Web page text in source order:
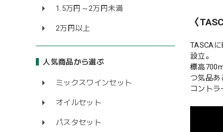
1.5万円～2万円未満
2万円以上
人気商品から選ぶ
ミックスワインセット
オイルセット
パスタセット
〈
TASCA
設立。
標高
つ気品
コント